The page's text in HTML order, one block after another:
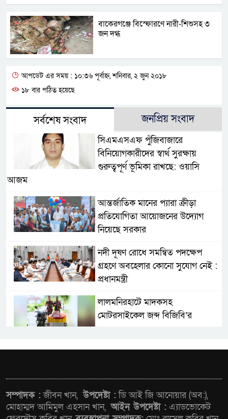
বাকেরগঞ্জে বিস্ফোরণে নারী-শিশুসহ ৩
জন দগ্ধ
আপডেট এর সময় : ১০:৩৬ পূর্বাহ্ন, শনিবার, ২ জুন ২০১৮
১৮ বার পঠিত হয়েছে
সর্বশেষ সংবাদ জনপ্রিয় সংবাদ
সিএমএসএফ পুঁজিবাজারে
বিনিয়োগকারীদের স্বার্থ সুরক্ষায়
গুরুত্বপূর্ণ ভূমিকা রাখছে: ওয়াসি
আজম
আন্তর্জাতিক মানের প্যারা ক্রীড়া
প্রতিযোগিতা আয়োজনের উদ্যোগ
নিয়েছে সরকার
নদী দূষণ রোধে সমন্বিত পদক্ষেপ
গ্রহণে অবহেলার কোনো সুযোগ নেই :
প্রধানমন্ত্রী
লালমনিরহাটে মাদকসহ
মোটরসাইকেল জব্দ বিজিবি’র
ওমানের সঙ্গে ইরানের হরমুজ
ফ্যাসিবাদবিরোধী আন্দোলনে
হত্যাকাণ্ডের বিচার হবে স্বচ্ছ, নিরপেক্ষ
সম্পাদক :জীবন খান,উপদেষ্টা :ডি আই জি আনোয়ার (অব:),
মোহাম্মদ আমিমুল এহসান খান,আইন উপদেষ্টা : এ্যাডভোকেট